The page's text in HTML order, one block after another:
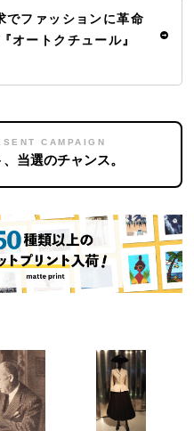
でファッションに革命
オートクチュール』
CAMPAIGN
当選のチャンス。